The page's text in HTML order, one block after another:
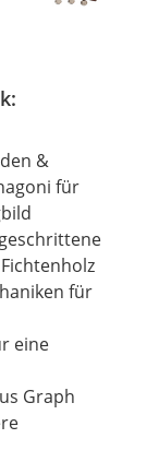
&
für
für
eine
Graph